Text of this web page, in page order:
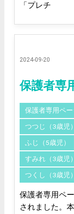
「プレチ
2024-09-20
保護者専
保護者専用ペー
つつじ（3歳児）
ふじ（5歳児）
すみれ（3歳児）
つくし（3歳児）
保護者専用ペ
されました。